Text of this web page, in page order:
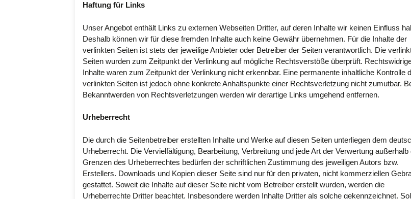
Haftung für Links
Unser Angebot enthält Links zu externen Webseiten Dritter, auf deren Inhalte wir keinen Einfluss
Deshalb können wir für diese fremden Inhalte auch keine Gewähr übernehmen. Für die Inhalte der
verlinkten Seiten ist stets der jeweilige Anbieter oder Betreiber der Seiten verantwortlich. Die
Seiten wurden zum Zeitpunkt der Verlinkung auf mögliche Rechtsverstöße überprüft.
Inhalte waren zum Zeitpunkt der Verlinkung nicht erkennbar. Eine permanente inhaltliche Kontrolle
verlinkten Seiten ist jedoch ohne konkrete Anhaltspunkte einer Rechtsverletzung nicht zumutbar.
Bekanntwerden von Rechtsverletzungen werden wir derartige Links umgehend entfernen.
Urheberrecht
Die durch die Seitenbetreiber erstellten Inhalte und Werke auf diesen Seiten unterliegen dem
Urheberrecht. Die Vervielfältigung, Bearbeitung, Verbreitung und jede Art der Verwertung außerhalb
Grenzen des Urheberrechtes bedürfen der schriftlichen Zustimmung des jeweiligen Autors bzw.
Erstellers. Downloads und Kopien dieser Seite sind nur für den privaten, nicht kommerziellen
gestattet. Soweit die Inhalte auf dieser Seite nicht vom Betreiber erstellt wurden, werden die
Urheberrechte Dritter beachtet. Insbesondere werden Inhalte Dritter als solche gekennzeichnet.